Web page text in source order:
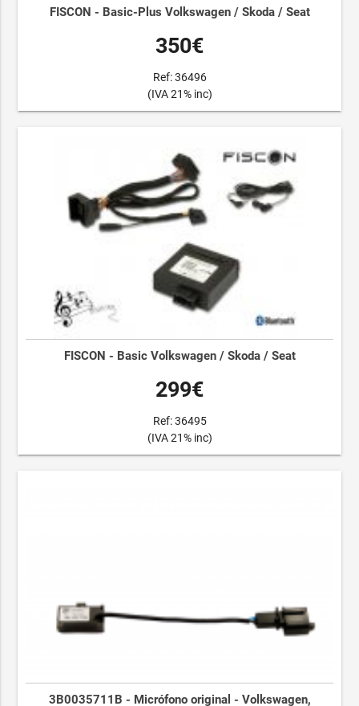
FISCON - Basic-Plus Volkswagen / Skoda / Seat
350€
Ref: 36496
(IVA 21% inc)
FISCON - Basic Volkswagen / Skoda / Seat
299€
Ref: 36495
(IVA 21% inc)
3B0035711B - Micrófono original - Volkswagen,